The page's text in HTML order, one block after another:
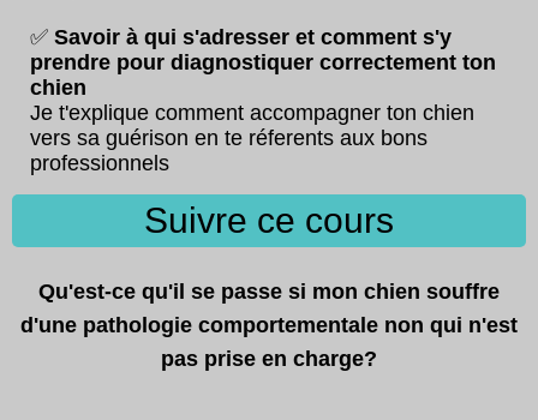
✅ Savoir à qui s'adresser et comment s'y
prendre pour diagnostiquer correctement ton
chien
Je t'explique comment accompagner ton chien
vers sa guérison en te réferents aux bons
professionnels
Suivre ce cours
Qu'est-ce qu'il se passe si mon chien souffre
d'une pathologie comportementale non qui n'est
pas prise en charge?